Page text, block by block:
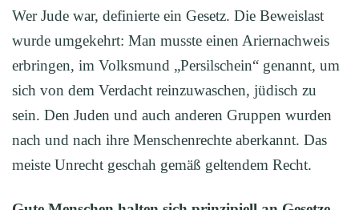
Wer Jude war, definierte ein Gesetz. Die Beweislast
wurde umgekehrt: Man musste einen Ariernachweis
erbringen, im Volksmund „Persilschein“ genannt, um
sich von dem Verdacht reinzuwaschen, jüdisch zu
sein. Den Juden und auch anderen Gruppen wurden
nach und nach ihre Menschenrechte aberkannt. Das
meiste Unrecht geschah gemäß geltendem Recht.